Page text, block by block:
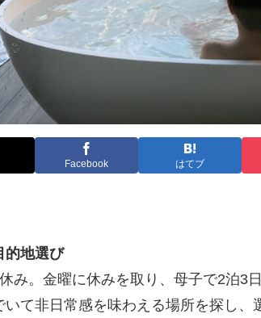
Facebook はてブ
的地選び
み。金曜に休みを取り、母子で2泊3
いて非日常感を味わえる場所を探し、